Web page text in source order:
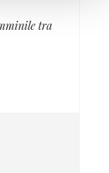
tra